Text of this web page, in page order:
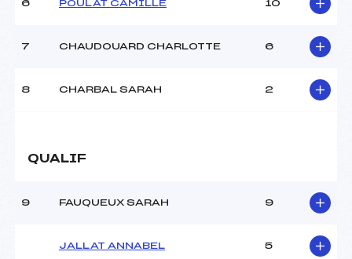
Catégorie :
POU
6 POULAT CAMILLE 10
7 CHAUDOUARD CHARLOTTE 6
8 CHARBAL SARAH 2
QUALIF
9 FAUQUEUX SARAH 9
JALLAT ANNABEL 5